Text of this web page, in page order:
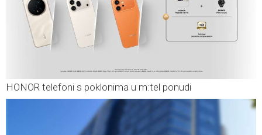
HONOR telefoni s poklonima u m:tel ponudi